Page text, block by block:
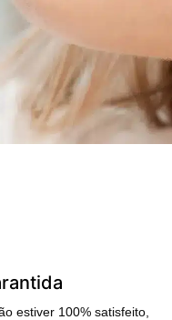
estiver 100% satisfeito,